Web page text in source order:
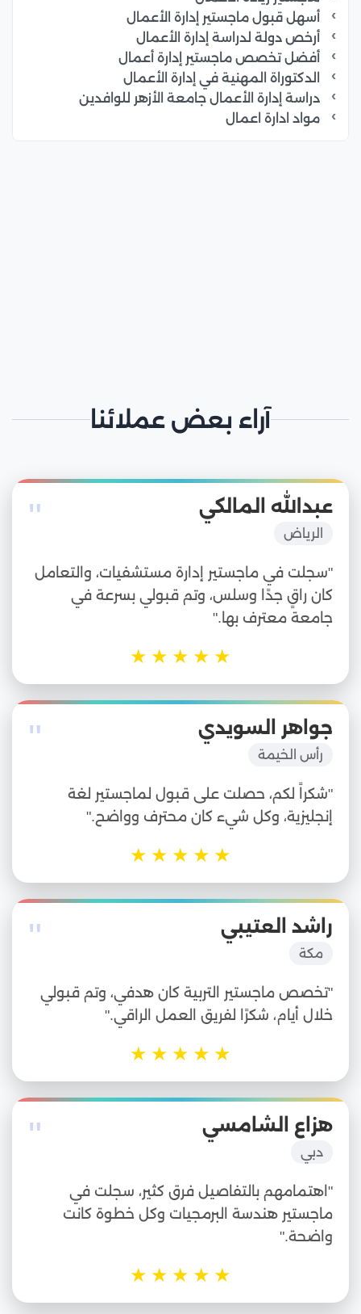
أسهل قبول ماجستير إدارة الأعمال
أرخص دولة لدراسة إدارة الأعمال
أفضل تخصص ماجستير إدارة أعمال
الدكتوراة المهنية في إدارة الأعمال
دراسة إدارة الأعمال جامعة الأزهر للوافدين
مواد ادارة اعمال
آراء بعض عملائنا
" عبدالله المالكي
الرياض
"سجلت في ماجستير إدارة مستشفيات، والتعامل
كان راقٍ جدًا وسلس، وتم قبولي بسرعة في
جامعة معترف بها."
★
★
★
★
★
" جواهر السويدي
رأس الخيمة
"شكراً لكم، حصلت على قبول لماجستير لغة
إنجليزية، وكل شيء كان محترف وواضح."
★
★
★
★
★
" راشد العتيبي
مكة
"تخصص ماجستير التربية كان هدفي، وتم قبولي
خلال أيام، شكرًا لفريق العمل الراقي."
★
★
★
★
★
" هزاع الشامسي
دبي
"اهتمامهم بالتفاصيل فرق كثير، سجلت في
ماجستير هندسة البرمجيات وكل خطوة كانت
واضحة."
★
★
★
★
★